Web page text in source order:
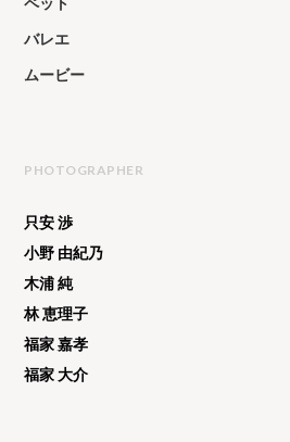
バレエ
ムービー
PHOTOGRAPHER
只安 渉
小野 由紀乃
木浦 純
林 恵理子
福家 嘉孝
福家 大介